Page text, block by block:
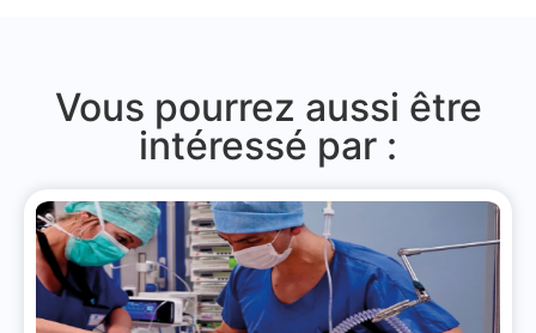
Vous pourrez aussi être
intéressé par :